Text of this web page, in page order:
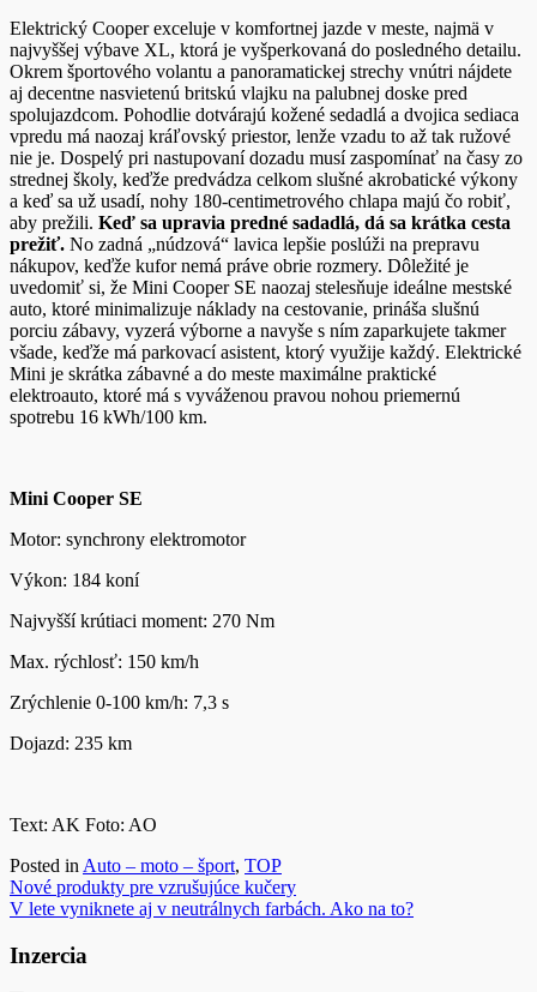
Elektrický Cooper exceluje v komfortnej jazde v meste, najmä v
najvyššej výbave XL, ktorá je vyšperkovaná do posledného detailu.
Okrem športového volantu a panoramatickej strechy vnútri nájdete
aj decentne nasvietenú britskú vlajku na palubnej doske pred
spolujazdcom. Pohodlie dotvárajú kožené sedadlá a dvojica sediaca
vpredu má naozaj kráľovský priestor, lenže vzadu to až tak ružové
nie je. Dospelý pri nastupovaní dozadu musí zaspomínať na časy zo
strednej školy, keďže predvádza celkom slušné akrobatické výkony
a keď sa už usadí, nohy 180-centimetrového chlapa majú čo robiť,
aby prežili. Keď sa upravia predné sadadlá, dá sa krátka cesta
prežiť. No zadná „núdzová“ lavica lepšie poslúži na prepravu
nákupov, keďže kufor nemá práve obrie rozmery. Dôležité je
uvedomiť si, že Mini Cooper SE naozaj stelesňuje ideálne mestské
auto, ktoré minimalizuje náklady na cestovanie, prináša slušnú
porciu zábavy, vyzerá výborne a navyše s ním zaparkujete takmer
všade, keďže má parkovací asistent, ktorý využije každý. Elektrické
Mini je skrátka zábavné a do meste maximálne praktické
elektroauto, ktoré má s vyváženou pravou nohou priemernú
spotrebu 16 kWh/100 km.
Mini Cooper SE
Motor: synchrony elektromotor
Výkon: 184 koní
Najvyšší krútiaci moment: 270 Nm
Max. rýchlosť: 150 km/h
Zrýchlenie 0-100 km/h: 7,3 s
Dojazd: 235 km
Text: AK Foto: AO
Posted in Auto – moto – šport, TOP
Navigácia
v
článku
Nové produkty pre vzrušujúce kučery
V lete vyniknete aj v neutrálnych farbách. Ako na to?
Inzercia